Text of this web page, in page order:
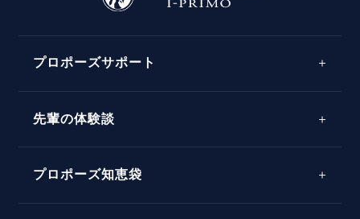
プロポーズサポート
先輩の体験談
プロポーズ知恵袋